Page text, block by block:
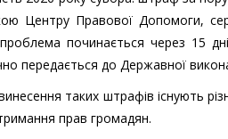
Центру Правової Допомоги,
починається через 15
передається до Державної
таких штрафів існують
прав громадян.